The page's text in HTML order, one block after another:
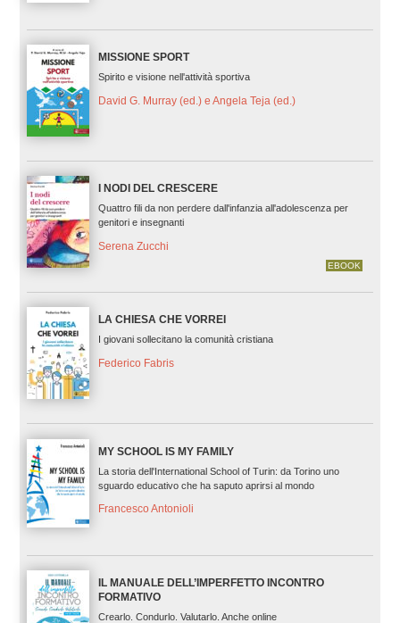
MISSIONE SPORT
Spirito e visione nell'attività sportiva
David G. Murray (ed.) e Angela Teja (ed.)
I NODI DEL CRESCERE
Quattro fili da non perdere dall'infanzia all'adolescenza per
genitori e insegnanti
Serena Zucchi
EBOOK
LA CHIESA CHE VORREI
I giovani sollecitano la comunità cristiana
Federico Fabris
MY SCHOOL IS MY FAMILY
La storia dell'International School of Turin: da Torino uno
sguardo educativo che ha saputo aprirsi al mondo
Francesco Antonioli
IL MANUALE DELL’IMPERFETTO INCONTRO
FORMATIVO
Crearlo. Condurlo. Valutarlo. Anche online